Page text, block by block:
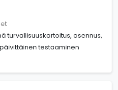
turvallisuuskartoitus, asennus,
testaaminen